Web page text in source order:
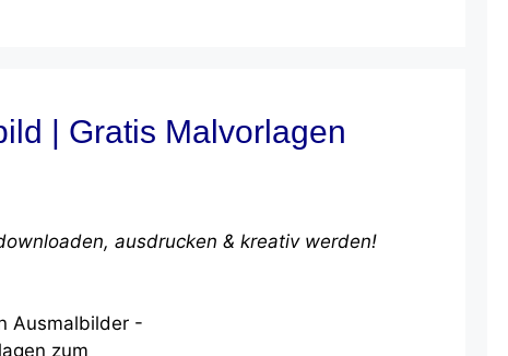
| Gratis Malvorlagen
ausdrucken & kreativ werden!